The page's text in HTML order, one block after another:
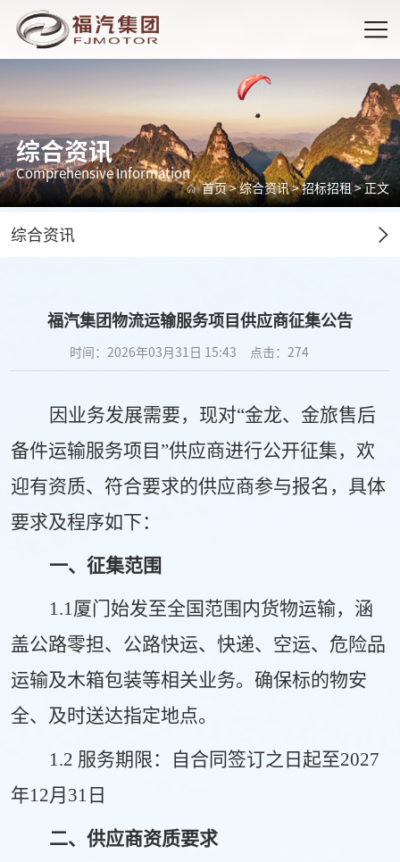
综合资讯
Comprehensive Information
首页>综合资讯>招标招租> 正文
综合资讯
福汽集团物流运输服务项目供应商征集公告
时间：2026年03月31日 15:43 点击： 274
因业务发展需要，现对“金龙、金旅售后
备件运输服务项目 ”供应商进行公开征集，欢
迎有资质、符合要求的供应商参与报名，具体
要求及程序如下：
一、征集范围
1.1厦门始发至全国范围内货物运输，涵
盖公路零担、公路快运、快递、空运、危险品
运输及木箱包装等相关业务。确保标的物安
全、及时送达指定地点。
1.2 服务期限：自合同签订之日起至2027
年12月31日
二、供应商资质要求